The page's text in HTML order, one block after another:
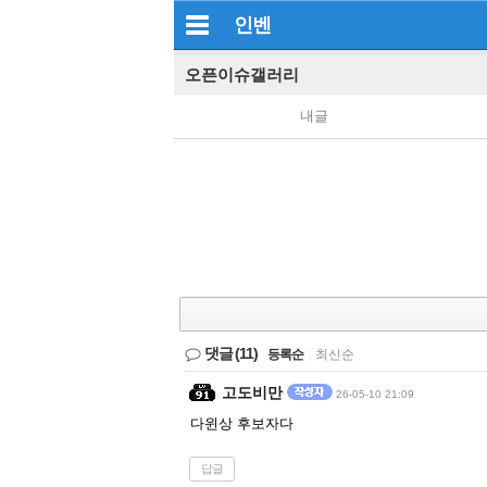
인벤
오픈이슈갤러리
내글
댓글(11) 등록순 최신순
고도비만 26-05-10 21:09
다윈상 후보자다
답글